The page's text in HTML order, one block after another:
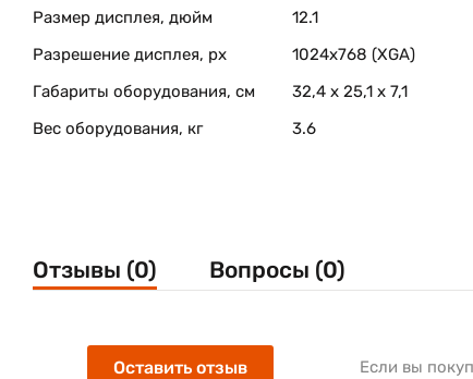
Размер дисплея, дюйм
12.1
Разрешение дисплея, px
1024х768 (XGA)
Габариты оборудования, см
32,4 x 25,1 x 7,1
Вес оборудования, кг
3.6
Отзывы (0) Вопросы (0)
Оставить отзыв Если вы